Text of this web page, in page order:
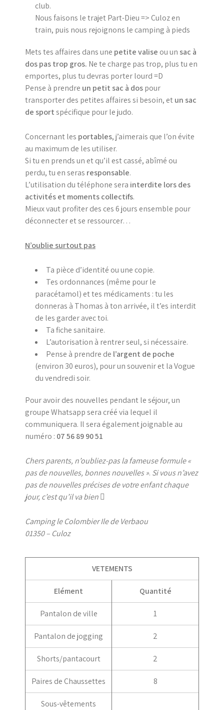
club.
Nous faisons le trajet Part-Dieu => Culoz en
train, puis nous rejoignons le camping à pieds
Mets tes affaires dans une petite valise ou un sac à
dos pas trop gros. Ne te charge pas trop, plus tu en
emportes, plus tu devras porter lourd =D
Pense à prendre un petit sac à dospour
transporter des petites affaires si besoin, etun sac
de sportspécifique pour le judo.
Concernant les portables, j’aimerais que l’on évite
au maximum de les utiliser.
Si tu en prends un et qu’il est cassé, abîmé ou
perdu, tu en seras responsable.
L’utilisation du téléphone sera interdite lors des
activités et moments collectifs.
Mieux vaut profiter des ces 6 jours ensemble pour
déconnecter et se ressourcer…
N’oublie surtout pas
Ta pièce d’identité ou une copie.
Tes ordonnances (même pour le
paracétamol) et tes médicaments : tu les
donneras à Thomas à ton arrivée, il t’es interdit
de les garder avec toi.
Ta fiche sanitaire.
L’autorisation à rentrer seul, si nécessaire.
Pense à prendre de l’argent de poche
(environ 30 euros), pour un souvenir et la Vogue
du vendredi soir.
Pour avoir des nouvelles pendant le séjour, un
groupe Whatsapp sera créé via lequel il
communiquera. Il sera également joignable au
numéro : 07 56 89 90 51
Chers parents, n’oubliez-pas la fameuse formule «
pas de nouvelles, bonnes nouvelles ». Si vous n’avez
pas de nouvelles précises de votre enfant chaque
jour, c’est qu’il va bien
Camping le Colombier Ile de Verbaou
01350 – Culoz
VETEMENTS
Elément Quantité
Pantalon de ville 1
Pantalon de jogging 2
Shorts/pantacourt 2
Paires de Chaussettes 8
Sous-vêtements